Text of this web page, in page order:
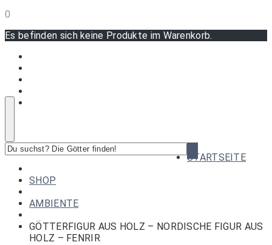
0
Es befinden sich keine Produkte im Warenkorb.
suchst?
STARTSEITE
SHOP
AMBIENTE
GÖTTERFIGUR AUS HOLZ – NORDISCHE FIGUR AUS
HOLZ – FENRIR